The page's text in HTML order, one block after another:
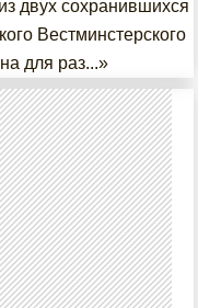
двух сохранившихся
Вестминстерского
для раз...»